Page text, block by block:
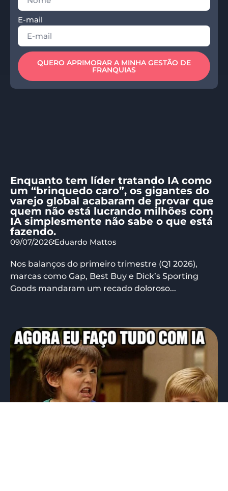
E-mail
QUERO APRIMORAR A MINHA GESTÃO DE
FRANQUIAS
Enquanto tem líder tratando IA como
um “brinquedo caro”, os gigantes do
varejo global acabaram de provar que
quem não está lucrando milhões com
IA simplesmente não sabe o que está
fazendo.
09/07/2026 Eduardo Mattos
Nos balanços do primeiro trimestre (Q1 2026),
marcas como Gap, Best Buy e Dick’s Sporting
Goods mandaram um recado doloroso...